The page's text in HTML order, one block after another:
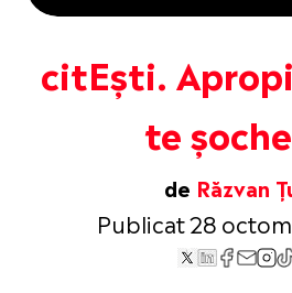
citEști.
te
de Răzvan
Publicat 28